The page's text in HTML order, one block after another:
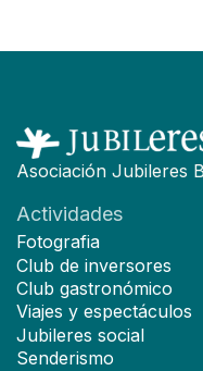
Asociación Jubileres
Actividades
Fotografia
Club de inversores
Club gastronómico
Viajes y espectáculos
Jubileres social
Senderismo